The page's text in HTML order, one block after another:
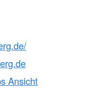
Ansicht